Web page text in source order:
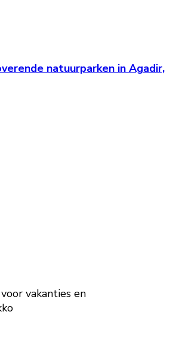
natuurparken in Agadir,
vakanties en